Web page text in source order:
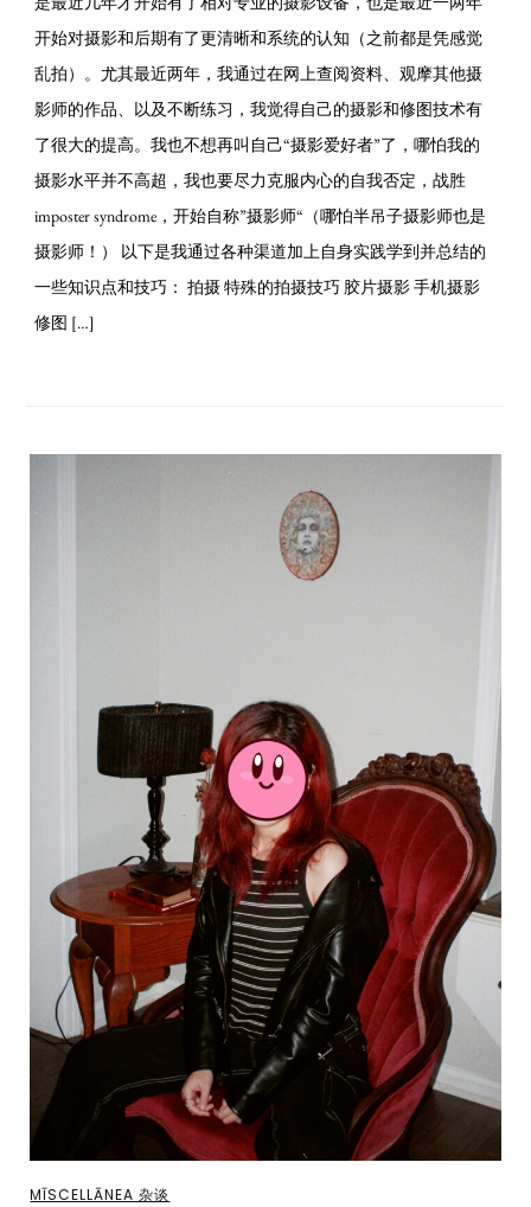
开始对摄影和后期有了更清晰和系统的认知（之前都是凭感觉
乱拍）。尤其最近两年，我通过在网上查阅资料、观摩其他摄
影师的作品、以及不断练习，我觉得自己的摄影和修图技术有
了很大的提高。我也不想再叫自己“摄影爱好者”了，哪怕我的
摄影水平并不高超，我也要尽力克服内心的自我否定，战胜
imposter syndrome，开始自称”摄影师“（哪怕半吊子摄影师也是
摄影师！） 以下是我通过各种渠道加上自身实践学到并总结的
一些知识点和技巧： 拍摄 特殊的拍摄技巧 胶片摄影 手机摄影
修图 […]
MĪSCELLĀNEA 杂谈